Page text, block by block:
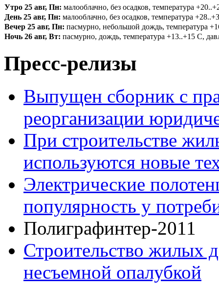
Утро 25 авг, Пн: малооблачно, без осадков, температура
День 25 авг, Пн: малооблачно, без осадков, температура
Вечер 25 авг, Пн: пасмурно, небольшой дождь, температура
Ночь 26 авг, Вт: пасмурно, дождь, температура +13..+15 С,
Пресс-релизы
Выпущен сборник с
реорганизации
При строительстве
используются новые
Электрические
популярность у
Полиграфинтер-2011
Строительство жилых
несъемной опалубкой